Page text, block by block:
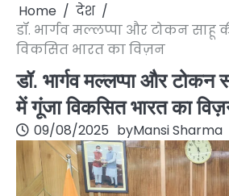
Home
देश
डॉ. भार्गव मल्लप्पा और टोकन
विकसित भारत का विज़न
डॉ. भार्गव मल्लप्पा और टोकन
में गूंजा विकसित भारत का
09/08/2025 byMansi Sharma